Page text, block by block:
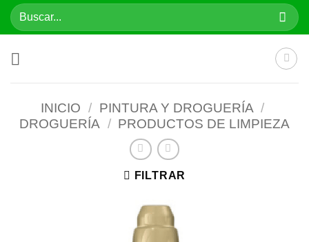
SaltarBuscar
por:
INICIO / PINTURA Y DROGUERÍA /
DROGUERÍA / PRODUCTOS DE LIMPIEZA
FILTRAR